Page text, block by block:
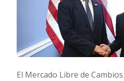
El Mercado Libre de